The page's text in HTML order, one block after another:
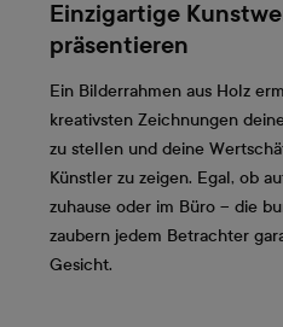
Einzigartige
präsentieren
Ein Bilderrahmen aus Holz
kreativsten Zeichnungen
zu stellen und deine
Künstler zu zeigen. Egal, ob
zuhause oder im Büro – die
zaubern jedem Betrachter
Gesicht.